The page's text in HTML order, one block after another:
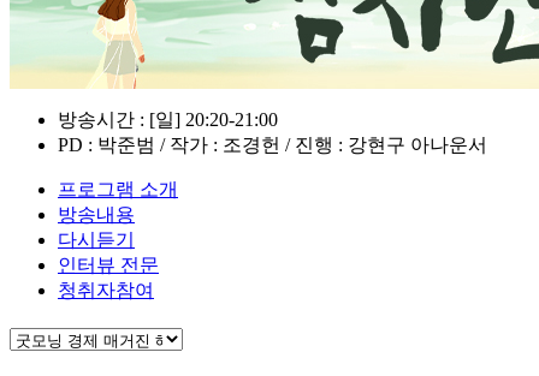
방송시간 : [일] 20:20-21:00
PD : 박준범 / 작가 : 조경헌 / 진행 : 강현구 아나운서
프로그램 소개
방송내용
다시듣기
인터뷰 전문
청취자참여